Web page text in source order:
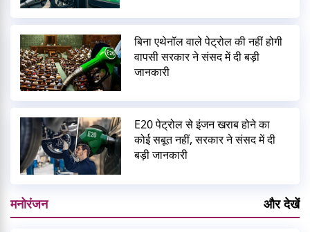
बिना एथेनॉल वाले पेट्रोल की नहीं होगी
वापसी सरकार ने संसद में दी बड़ी
जानकारी
E20 पेट्रोल से इंजन खराब होने का
कोई सबूत नहीं, सरकार ने संसद में दी
बड़ी जानकारी
मनोरंजन और देखें